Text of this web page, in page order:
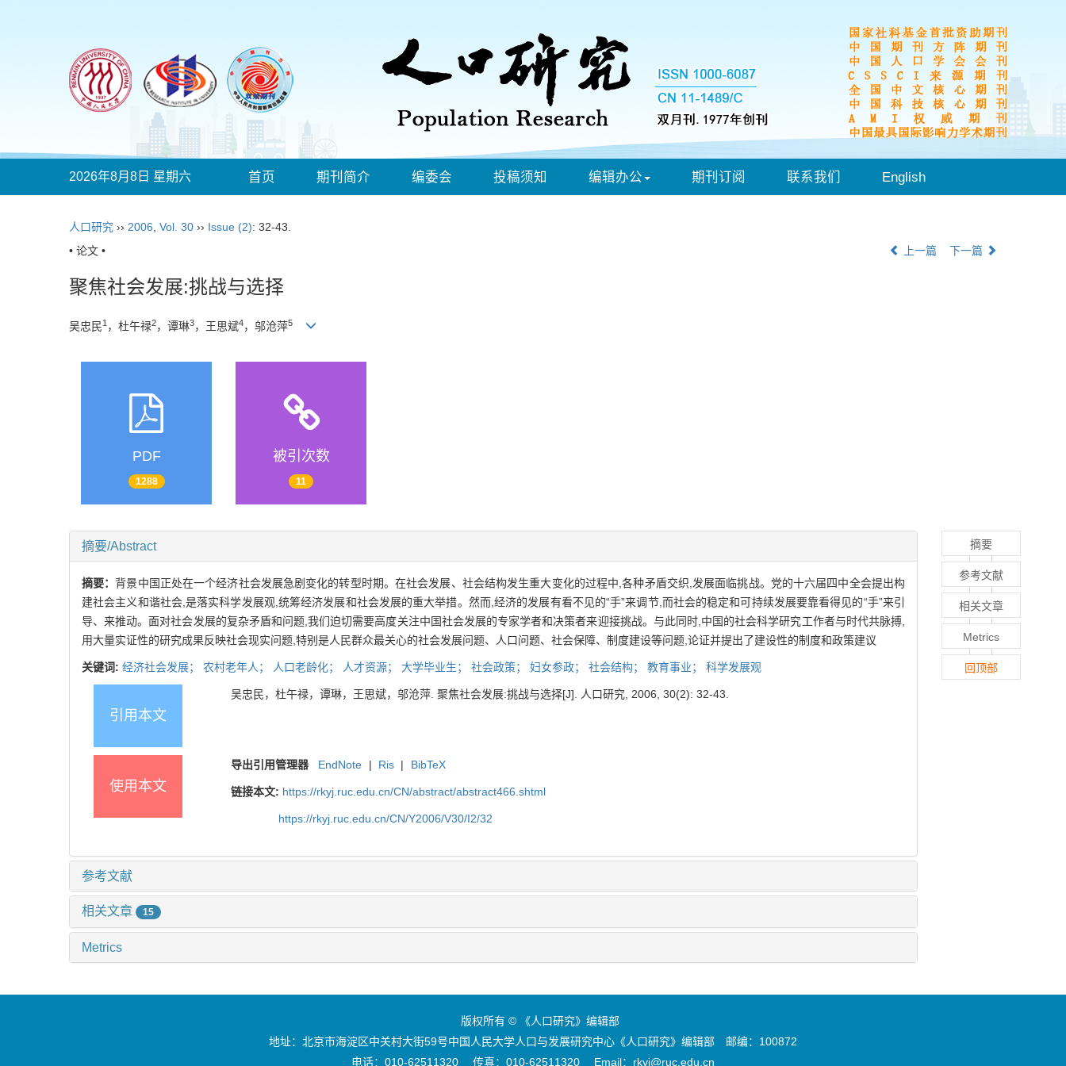
2026年8月8日 星期六 首页 期刊简介 编委会 投稿须知 编辑办公 期刊订阅 联系我们 English
人口研究 ›› 2006 Vol. 30 ›› Issue (2): 32-43.
• 论文 •
上一篇 下一篇
聚焦社会发展:挑战与选择
吴忠民1 ，杜午禄2，谭琳3，王思斌4，邬沧萍5
PDF
1288
被引次数
11
摘要/Abstract
摘要：背景中国正处在一个经济社会发展急剧变化的转型时期。在社会发展、社会结构发生重大变化的过程中,各种矛盾交织,发展面临挑战。党的十六届四中全会提出构
建社会主义和谐社会,是落实科学发展观,统筹经济发展和社会发展的重大举措。然而,经济的发展有看不见的“手”来调节,而社会的稳定和可持续发展要靠看得见的“手”来引
导、来推动。面对社会发展的复杂矛盾和问题,我们迫切需要高度关注中国社会发展的专家学者和决策者来迎接挑战。与此同时,中国的社会科学研究工作者与时代共脉搏,
用大量实证性的研究成果反映社会现实问题,特别是人民群众最关心的社会发展问题、人口问题、社会保障、制度建设等问题,论证并提出了建设性的制度和政策建议
关键词: 经济社会发展； 农村老年人； 人口老龄化； 人才资源； 大学毕业生； 社会政策； 妇女参政； 社会结构； 教育事业； 科学发展观
引用本文
吴忠民，杜午禄，谭琳，王思斌，邬沧萍. 聚焦社会发展:挑战与选择[J]. 人口研究, 2006, 30(2): 32-43.
使用本文
导出引用管理器 EndNote | Ris | BibTeX
链接本文: https://rkyj.ruc.edu.cn/CN/abstract/abstract466.shtml
https://rkyj.ruc.edu.cn/CN/Y2006/V30/I2/32
参考文献
相关文章 15
Metrics
摘要
参考文献
相关文章
Metrics
回顶部
版权所有 © 《人口研究》编辑部
地址：北京市海淀区中关村大街59号中国人民大学人口与发展研究中心《人口研究》编辑部 邮编：100872
电话：010-62511320 传真：010-62511320 Email：rkyj@ruc.edu.cn